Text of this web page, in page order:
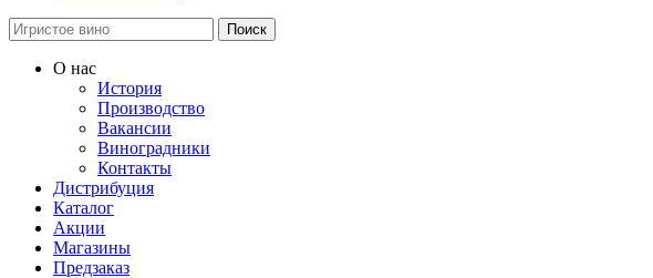
Поиск
О нас
История
Производство
Вакансии
Виноградники
Контакты
Дистрибуция
Каталог
Акции
Магазины
Предзаказ